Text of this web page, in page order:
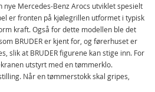
Mercedes-Benz Arocs utviklet spesielt
er fronten på kjølegrillen utformet i typisk
kraft. Også for dette modellen ble det
BRUDER er kjent for, og førerhuset er
slik at BRUDER figurene kan stige inn. For
utstyrt med en tømmerklo.
Når en tømmerstokk skal gripes,